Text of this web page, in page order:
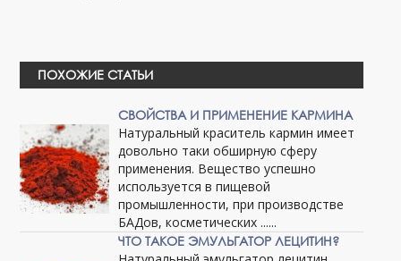
ПОХОЖИЕ СТАТЬИ
СВОЙСТВА И ПРИМЕНЕНИЕ КАРМИНА
Натуральный краситель кармин имеет
довольно таки обширную сферу
применения. Вещество успешно
используется в пищевой
промышленности, при производстве
БАДов, косметических ......
ЧТО ТАКОЕ ЭМУЛЬГАТОР ЛЕЦИТИН?